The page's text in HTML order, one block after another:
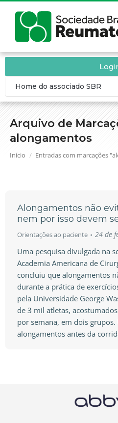
Arquivo de
alongamentos
Você está aqui:
Início Entradas com marcações
Home do associado SBR
Alongamentos não
nem por isso devem
Orientações ao paciente 24 de
Uma pesquisa divulgada na
Academia Americana de
concluiu que alongamentos
durante a prática de
pela Universidade George
de 3 mil atletas,
por semana, em dois grupos.
alongamentos antes da